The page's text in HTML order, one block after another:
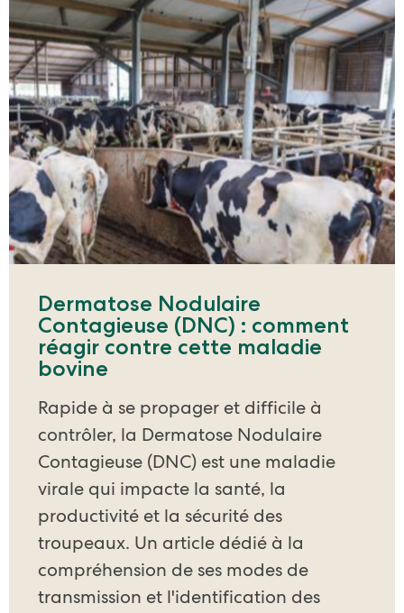
Dermatose Nodulaire
Contagieuse (DNC) : comment
réagir contre cette maladie
bovine
Rapide à se propager et difficile à
contrôler, la Dermatose Nodulaire
Contagieuse (DNC) est une maladie
virale qui impacte la santé, la
productivité et la sécurité des
troupeaux. Un article dédié à la
compréhension de ses modes de
transmission et l'identification des